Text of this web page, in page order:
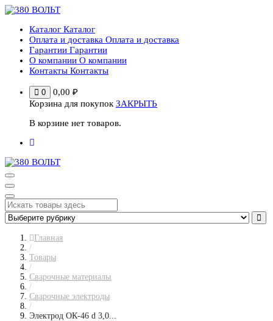
Перейти
содержимому
Каталог Каталог
Оплата и доставка Оплата и доставка
Гарантии Гарантии
О компании О компании
Контакты Контакты
0 0,00 ₽
Корзина для покупок ЗАКРЫТЬ
В корзине нет товаров.
Главная
/
Товары
/
Сварочные материалы
/
Сварочные электроды
/
Электрод ОК-46 d 3,0...